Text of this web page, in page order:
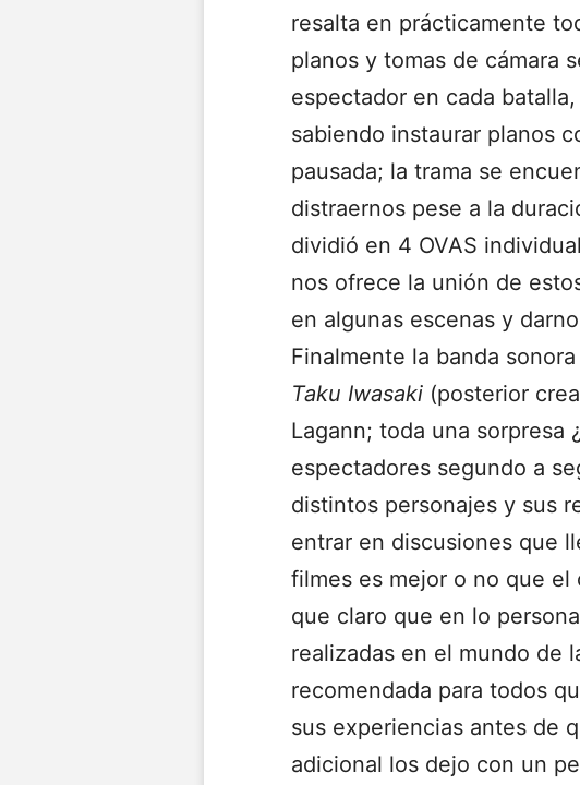
resalta en prácticamente
planos y tomas de cámara
espectador en cada
sabiendo instaurar planos
pausada; la trama se
distraernos pese a la
dividió en 4 OVAS
nos ofrece la unión de
en algunas escenas y
Finalmente la banda
Taku Iwasaki (posterior
Lagann; toda una sorpresa
espectadores segundo a
distintos personajes y sus
entrar en discusiones que
filmes es mejor o no que
que claro que en lo
realizadas en el mundo de
recomendada para todos
sus experiencias antes de
adicional los dejo con un